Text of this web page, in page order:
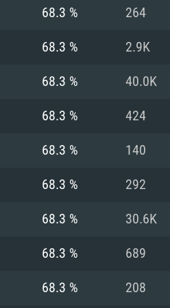
Recomendado
superior
Memória: 16 GB
Placa Gráfica:
Nvidia GeForce
Recomendado
mais recente
Processador:
Memória: 8 GB
Placa Gráfica:
suporte Metal.
Network:
Recomendado
recentes (não
AMD (Radeon
Vulkan.
68.3 % 264
68.3 % 2.9K
68.3 % 40.0K
68.3 % 424
68.3 % 140
68.3 % 292
68.3 % 30.6K
68.3 % 689
68.3 % 208